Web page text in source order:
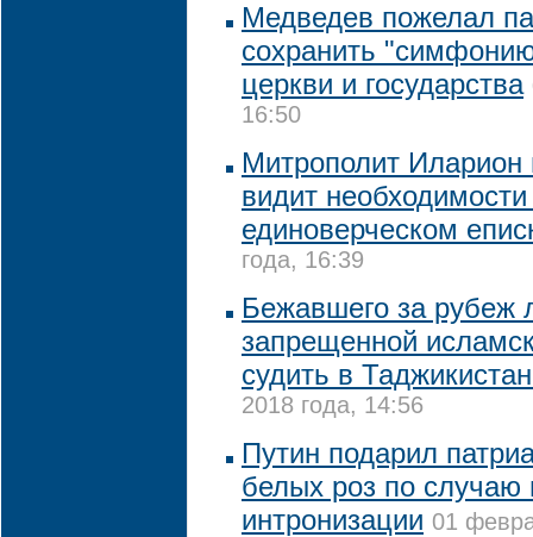
Медведев пожелал
сохранить
церкви и государства
16:50
Митрополит Иларион
видит
единоверческом
года, 16:39
Бежавшего за рубеж
запрещенной
судить в
2018 года, 14:56
Путин подарил
белых роз по случаю
интронизации 01